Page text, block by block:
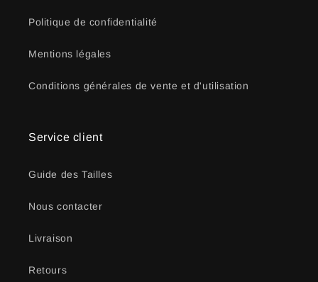
Politique de confidentialité
Mentions légales
Conditions générales de vente et d'utilisation
Service client
Guide des Tailles
Nous contacter
Livraison
Retours